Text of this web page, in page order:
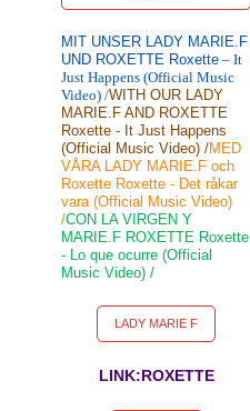
MIT UNSER LADY MARIE.F
UND ROXETTE Roxette – It
Just Happens (Official Music
Video) /WITH OUR LADY
MARIE.F AND ROXETTE
Roxette - It Just Happens
(Official Music Video) /MED
VÅRA LADY MARIE.F och
Roxette Roxette - Det råkar
vara (Official Music Video)
/CON LA VIRGEN Y
MARIE.F ROXETTE Roxette
- Lo que ocurre (Official
Music Video) /
LADY MARIE F
LINK:ROXETTE